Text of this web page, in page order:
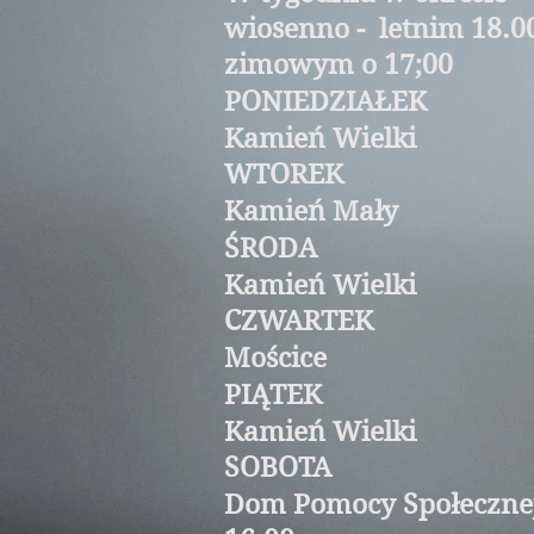
wiosenno - letnim
zimowym o 17;00
PONIEDZIAŁEK
Kamień Wielki
WTOREK
Kamień Mały
ŚRODA
Kamień Wielki
CZWARTEK
Mościce
PIĄTEK
Kamień Wielki
SOBOTA
Dom Pomocy